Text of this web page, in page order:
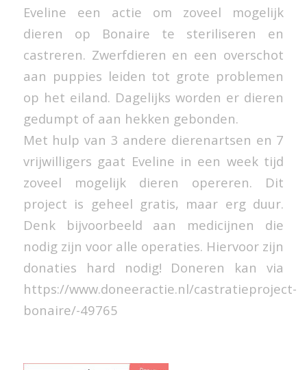
Eveline een actie om zoveel mogelijk
dieren op Bonaire te steriliseren en
castreren. Zwerfdieren en een overschot
aan puppies leiden tot grote problemen
op het eiland. Dagelijks worden er dieren
gedumpt of aan hekken gebonden.
Met hulp van 3 andere dierenartsen en 7
vrijwilligers gaat Eveline in een week tijd
zoveel mogelijk dieren opereren. Dit
project is geheel gratis, maar erg duur.
Denk bijvoorbeeld aan medicijnen die
nodig zijn voor alle operaties. Hiervoor zijn
donaties hard nodig! Doneren kan via
https://www.doneeractie.nl/castratieproject-
bonaire/-49765